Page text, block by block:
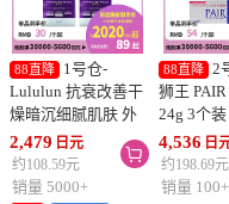
88直降
1号仓-
Lululun 抗衰改善干
燥暗沉细腻肌肤 外
泌体精华液保湿面膜
7片 3个装 Exosome
增加肌肤弹力透明感
2,479 日元
约108.59元

销量 5000+
88直降
2
狮王
24g 3个
疮 去痘
舒缓炎症
类医药品
4,536 日
约198.69元
销量 100+